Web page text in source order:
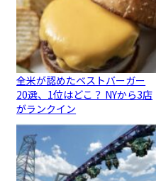
全米が認めたベストバーガー
20選、1位はどこ？ NYから3店
がランクイン